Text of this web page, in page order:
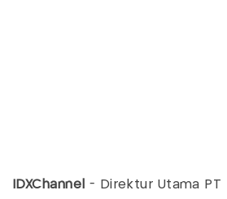
IDXChannel - Direktur Utama PT